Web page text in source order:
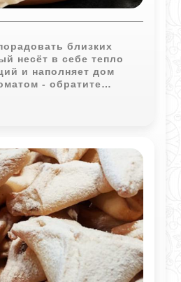
близких
несёт в себе тепло
и наполняет дом
- обратите
Эти золотистые
глазури - не просто
других торжественных